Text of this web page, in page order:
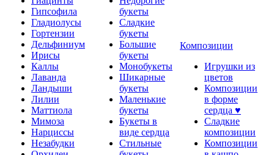
Гипсофила
Гладиолусы
Гортензии
Дельфиниум
Ирисы
Каллы
Лаванда
Ландыши
Лилии
Маттиола
Мимоза
Нарциссы
Незабудки
букеты
Сладкие
букеты
Большие
букеты
Монобукеты
Шикарные
букеты
Маленькие
букеты
Букеты в
виде сердца
Стильные
Композиции
Игрушки из
цветов
Композиции
в форме
сердца ♥
Сладкие
композиции
Композиции